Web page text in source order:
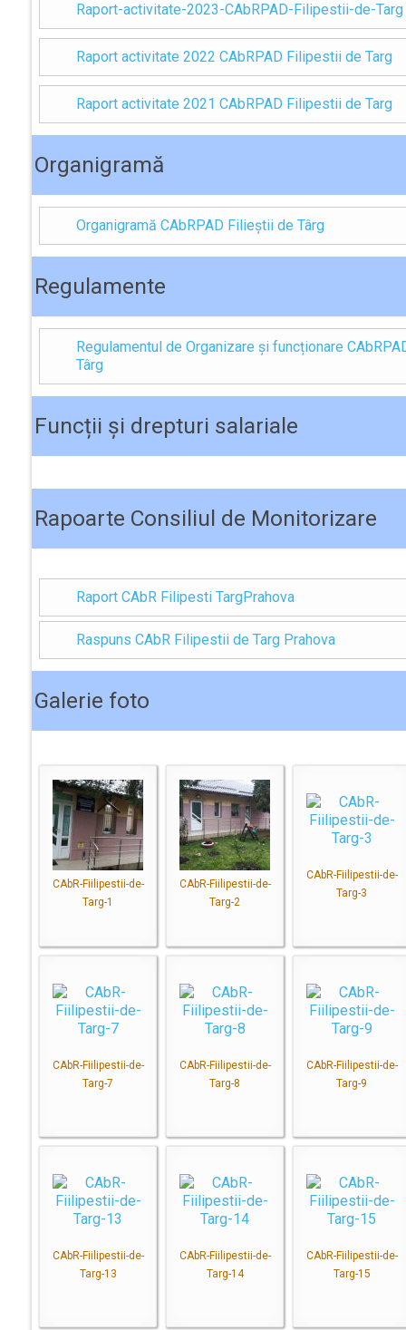
Raport-activitate-2023-CAbRPAD-Filipestii-de-Targ
Raport activitate 2022 CAbRPAD Filipestii de Targ
Raport activitate 2021 CAbRPAD Filipestii de Targ
Organigramă
Organigramă CAbRPAD Filieștii de Târg
Regulamente
Regulamentul de Organizare și funcționare
Târg
Funcții și drepturi salariale
Rapoarte Consiliul de Monitorizare
Raport CAbR Filipesti TargPrahova
Raspuns CAbR Filipestii de Targ Prahova
Galerie foto
CAbR-Fiilipestii-de-
Targ-1
CAbR-Fiilipestii-de-
Targ-2
CAbR-Fiilipestii-de-
Targ-3
CAbR-Fiilipestii-de-
Targ-7
CAbR-Fiilipestii-de-
Targ-8
CAbR-Fiilipestii-de-
Targ-9
CAbR-Fiilipestii-de-
Targ-13
CAbR-Fiilipestii-de-
Targ-14
CAbR-Fiilipestii-de-
Targ-15